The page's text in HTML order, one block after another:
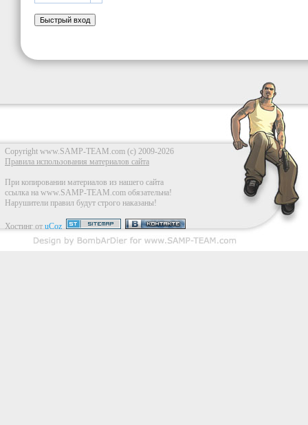
$%d.",
%d).",
Copyright www.SAMP-TEAM.com (c) 2009-2026
Правила использования материалов сайта
При копировании материалов из нашего сайта
ссылка на www.SAMP-TEAM.com обязательна!
Нарушители правил будут строго наказаны!
Хостинг от uCoz